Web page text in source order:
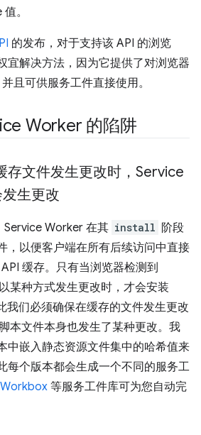
。
的发布，对于支持该 API 的浏览
宜解决方法，因为它提供了对浏览器
且可供服务工件直接使用。
Worker 的陷阱
存文件发生更改时，Service
生更改
Service Worker 在其 install 阶段
，以便客户端在所有后续访问中直接
缓存。只有当浏览器检测到
某种方式发生更改时，才会安装
我们必须确保在缓存的文件发生更改
本文件本身也发生了某种更改。我
中嵌入静态资源文件集中的哈希值来
每个版本都会生成一个不同的服务工
Workbox 等服务工件库可为您自动完